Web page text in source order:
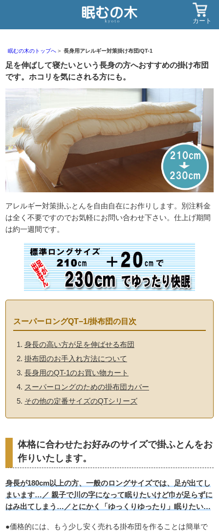
カート
眠むの木のトップへ 長身用アレルギー対策掛け布団/QT-1
足を伸ばして寝たいという長身の方へおすすめの掛け布団
です。ホコリを気にされる方にも。
アレルギー対策掛ふとんを自由自在にお作りします。別注料金
は全く不要ですのでお気軽にお問い合わせ下さい。仕上げ期間
は約一週間です。
スーパーロングQT−1/掛布団の目次
身長の高い方が足を伸ばせる布団
掛布団のお手入れ方法について
長身用のQT-1のお買い物カート
スーパーロングのための掛布団カバー
その他の定番サイズのQTシリーズ
体格に合わせたお好みのサイズで掛ふとんをお
作りいたします。
身長が180cm以上の方、一般のロングサイズでは、足が出てし
まいます…／ 親子で川の字になって眠りたいけど巾が足らずに
はみ出てしまう…／とにかく「ゆっくりゆったり」眠りたい…
●価格的には、もう少し安く売れる掛布団を作ることは簡単で